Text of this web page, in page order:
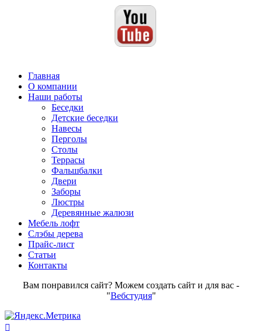
Главная
О компании
Наши работы
Беседки
Детские беседки
Навесы
Перголы
Столы
Террасы
Фальшбалки
Двери
Заборы
Люстры
Деревянные жалюзи
Мебель лофт
Слэбы дерева
Прайс-лист
Статьи
Контакты
Вам понравился сайт? Можем создать сайт и для вас -
"Вебстудия"